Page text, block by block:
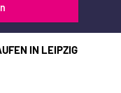
IN LEIPZIG